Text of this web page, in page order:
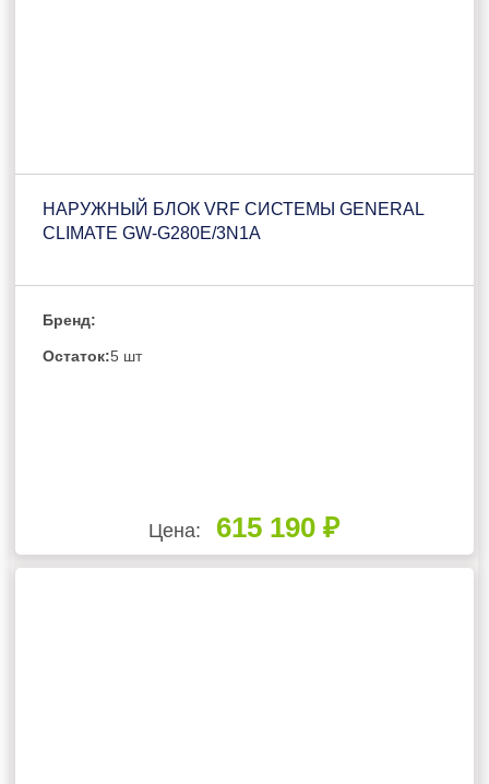
НАРУЖНЫЙ БЛОК VRF СИСТЕМЫ GENERAL
CLIMATE GW-G280E/3N1A
Бренд:
Остаток:5 шт
Цена: 615 190 ₽